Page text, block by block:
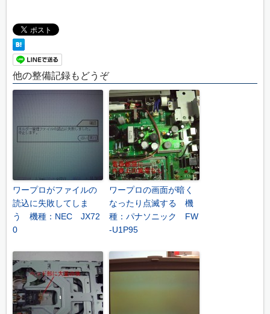
他の整備記録もどうぞ
ワープロがファイルの
読込に失敗してしま
う 機種：NEC JX72
0
ワープロの画面が暗く
なったり点滅する 機
種：パナソニック FW
-U1P95